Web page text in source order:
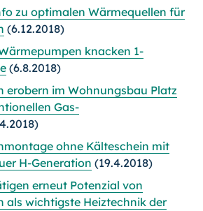
zu optimalen Wärmequellen für
(6.12.2018)
knacken 1-
(6.8.2018)
erobern im Wohnungsbau Platz
Gas-
ohne Kälteschein mit
H-Generation (19.4.2018)
erneut Potenzial von
als wichtigste Heiztechnik der